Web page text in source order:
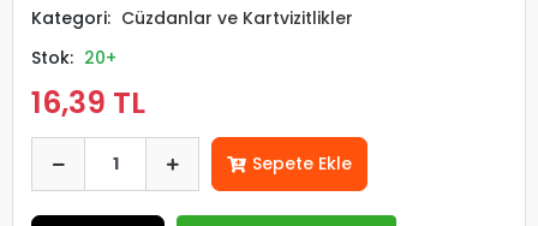
Kategori: Cüzdanlar ve Kartvizitlikler
Stok: 20+
16,39 TL
Sepete Ekle